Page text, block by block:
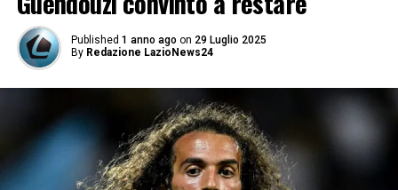
Published 1 anno ago on 29 Luglio 2025
By Redazione LazioNews24